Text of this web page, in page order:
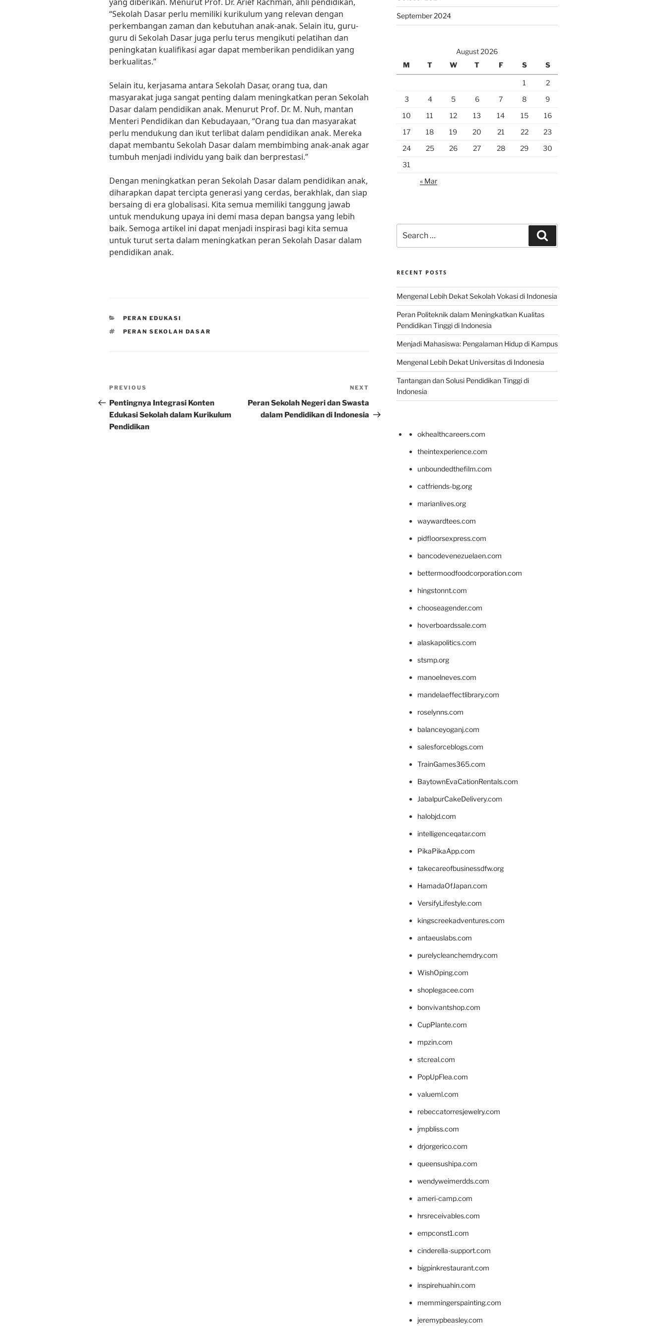
“Sekolah Dasar perlu memiliki kurikulum yang relevan dengan
perkembangan zaman dan kebutuhan anak-anak. Selain itu, guru-
guru di Sekolah Dasar juga perlu terus mengikuti pelatihan dan
peningkatan kualifikasi agar dapat memberikan pendidikan yang
berkualitas.”
Selain itu, kerjasama antara Sekolah Dasar, orang tua, dan
masyarakat juga sangat penting dalam meningkatkan peran Sekolah
Dasar dalam pendidikan anak. Menurut Prof. Dr. M. Nuh, mantan
Menteri Pendidikan dan Kebudayaan, “Orang tua dan masyarakat
perlu mendukung dan ikut terlibat dalam pendidikan anak. Mereka
dapat membantu Sekolah Dasar dalam membimbing anak-anak agar
tumbuh menjadi individu yang baik dan berprestasi.”
Dengan meningkatkan peran Sekolah Dasar dalam pendidikan anak,
diharapkan dapat tercipta generasi yang cerdas, berakhlak, dan siap
bersaing di era globalisasi. Kita semua memiliki tanggung jawab
untuk mendukung upaya ini demi masa depan bangsa yang lebih
baik. Semoga artikel ini dapat menjadi inspirasi bagi kita semua
untuk turut serta dalam meningkatkan peran Sekolah Dasar dalam
pendidikan anak.
CATEGORIES
PERAN EDUKASI
TAGS
PERAN SEKOLAH DASAR
Post
navigation
Previous
Post
PREVIOUS
Pentingnya Integrasi Konten
Edukasi Sekolah dalam Kurikulum
Pendidikan
NEXT
Peran Sekolah Negeri dan Swasta
dalam Pendidikan di Indonesia
September 2024
August 2026
M
T W T F S S
1
2
3
4 5 6 7 8
9
10
11 12 13 14 15
16
17
18 19 20 21 22
23
24
25 26 27 28 29
30
31
« Mar
for:
RECENT POSTS
Mengenal Lebih Dekat Sekolah Vokasi di Indonesia
Peran Politeknik dalam Meningkatkan Kualitas
Pendidikan Tinggi di Indonesia
Menjadi Mahasiswa: Pengalaman Hidup di Kampus
Mengenal Lebih Dekat Universitas di Indonesia
Tantangan dan Solusi Pendidikan Tinggi di
Indonesia
okhealthcareers.com
theintexperience.com
unboundedthefilm.com
catfriends-bg.org
marianlives.org
waywardtees.com
pidfloorsexpress.com
bancodevenezuelaen.com
bettermoodfoodcorporation.com
hingstonnt.com
chooseagender.com
hoverboardssale.com
alaskapolitics.com
stsmp.org
manoelneves.com
mandelaeffectlibrary.com
roselynns.com
balanceyoganj.com
salesforceblogs.com
TrainGames365.com
BaytownEvaCationRentals.com
JabalpurCakeDelivery.com
halobjd.com
intelligenceqatar.com
PikaPikaApp.com
takecareofbusinessdfw.org
HamadaOfJapan.com
VersifyLifestyle.com
kingscreekadventures.com
antaeuslabs.com
purelycleanchemdry.com
WishOping.com
shoplegacee.com
bonvivantshop.com
CupPlante.com
mpzin.com
stcreal.com
PopUpFlea.com
valueml.com
rebeccatorresjewelry.com
jmpbliss.com
drjorgerico.com
queensushipa.com
wendyweimerdds.com
ameri-camp.com
hrsreceivables.com
empconst1.com
cinderella-support.com
bigpinkrestaurant.com
inspirehuahin.com
memmingerspainting.com
jeremypbeasley.com